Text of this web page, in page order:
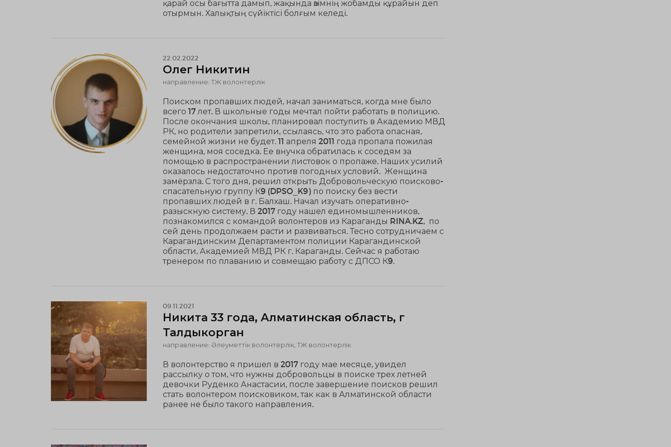
қарай осы бағытта дамып, жақында өзімнің жобамды құрайын деп
отырмын. Халықтың сүйіктісі болғым келеді.
22.02.2022
Олег Никитин
направление: ТЖ волонтерлік
Поиском пропавших людей, начал заниматься, когда мне было
всего 17 лет. В школьные годы мечтал пойти работать в полицию.
После окончания школы, планировал поступить в Академию МВД
РК, но родители запретили, ссылаясь, что это работа опасная,
семейной жизни не будет. 11 апреля 2011 года пропала пожилая
женщина, моя соседка. Ее внучка обратилась к соседям за
помощью в распространении листовок о пропаже. Наших усилий
оказалось недостаточно против погодных условий. Женщина
замёрзла. С того дня, решил открыть Добровольческую поисково-
спасательную группу К9 (DPSO_K9) по поиску без вести
пропавших людей в г. Балхаш. Начал изучать оперативно-
разыскную систему. В 2017 году нашел единомышленников,
познакомился с командой волонтеров из Караганды RINA.KZ, по
сей день продолжаем расти и развиваться. Тесно сотрудничаем с
Карагандинским Департаментом полиции Карагандинской
области, Академией МВД РК г. Караганды. Сейчас я работаю
тренером по плаванию и совмещаю работу с ДПСО К9.
09.11.2021
Никита 33 года, Алматинская область, г
Талдыкорган
направление: Әлеуметтік волонтерлік, ТЖ волонтерлік
В волонтерство я пришел в 2017 году мае месяце, увидел
рассылку о том, что нужны добровольцы в поиске трех летней
девочки Руденко Анастасии, после завершение поисков решил
стать волонтером поисковиком, так как в Алматинской области
ранее не было такого направления.